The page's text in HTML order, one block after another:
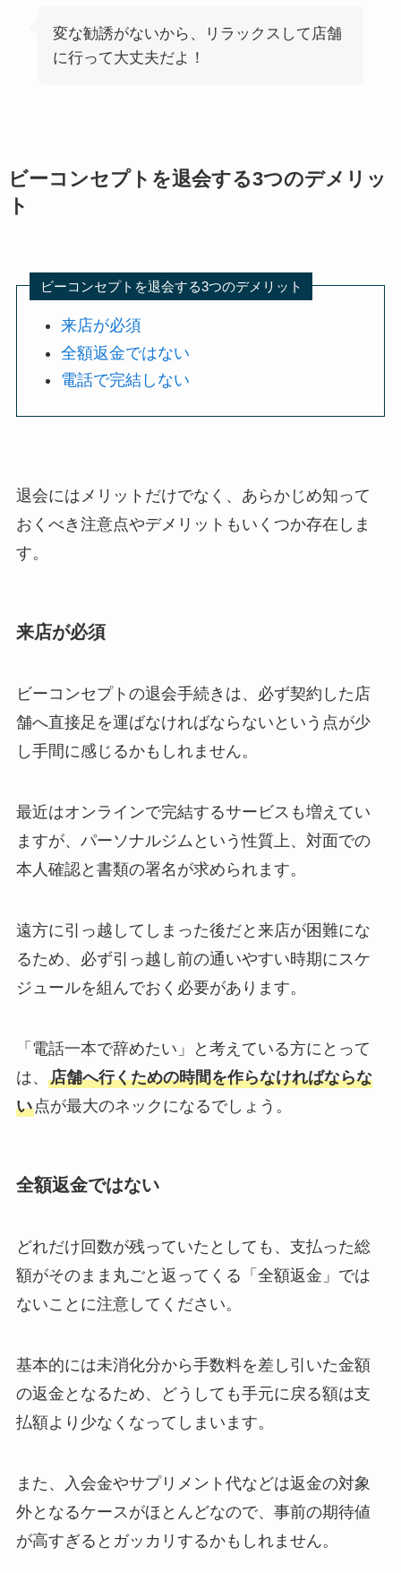
変な勧誘がないから、リラックスして店舗
に行って大丈夫だよ！
ビーコンセプトを退会する3つのデメリッ
ト
ビーコンセプトを退会する3つのデメリット
来店が必須
全額返金ではない
電話で完結しない
退会にはメリットだけでなく、あらかじめ知って
おくべき注意点やデメリットもいくつか存在しま
す。
来店が必須
ビーコンセプトの退会手続きは、必ず契約した店
舗へ直接足を運ばなければならないという点が少
し手間に感じるかもしれません。
最近はオンラインで完結するサービスも増えてい
ますが、パーソナルジムという性質上、対面での
本人確認と書類の署名が求められます。
遠方に引っ越してしまった後だと来店が困難にな
るため、必ず引っ越し前の通いやすい時期にスケ
ジュールを組んでおく必要があります。
「電話一本で辞めたい」と考えている方にとって
は、 店舗へ行くための時間を作らなければならな
い点が最大のネックになるでしょう。
全額返金ではない
どれだけ回数が残っていたとしても、支払った総
額がそのまま丸ごと返ってくる「全額返金」では
ないことに注意してください。
基本的には未消化分から手数料を差し引いた金額
の返金となるため、どうしても手元に戻る額は支
払額より少なくなってしまいます。
また、入会金やサプリメント代などは返金の対象
外となるケースがほとんどなので、事前の期待値
が高すぎるとガッカリするかもしれません。